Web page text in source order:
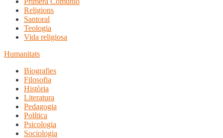
Religions
Santoral
Teologia
Vida religiosa
Humanitats
Biografies
Filosofia
Història
Literatura
Pedagogia
Política
Psicologia
Sociologia